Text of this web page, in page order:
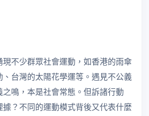
現不少群眾社會運動，如香港的雨傘
台灣的太陽花學運等。遇見不公義
鳴，本是社會常態。但訴諸行動
？不同的運動模式背後又代表什麼